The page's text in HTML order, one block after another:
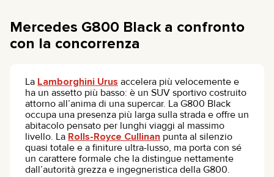
Mercedes G800 Black a confronto
con la concorrenza
La Lamborghini Urus accelera più velocemente e
ha un assetto più basso: è un SUV sportivo costruito
attorno all’anima di una supercar. La G800 Black
occupa una presenza più larga sulla strada e offre un
abitacolo pensato per lunghi viaggi al massimo
livello. La Rolls-Royce Cullinan punta al silenzio
quasi totale e a finiture ultra-lusso, ma porta con sé
un carattere formale che la distingue nettamente
dall’autorità grezza e ingegneristica della G800.